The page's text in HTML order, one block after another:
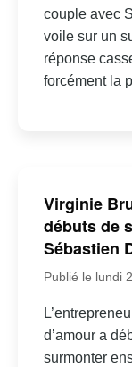
couple avec
voile sur un
réponse
forcément la
Virginie
débuts de
Sébastien
Publié le lundi
d’amour a
surmonter